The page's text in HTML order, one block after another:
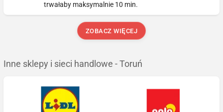
trwałaby maksymalnie 10 min.
ZOBACZ WIĘCEJ
Inne sklepy i sieci handlowe - Toruń